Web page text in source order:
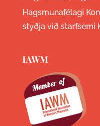
Hagsmunafélagi
styðja við starfsemi
IAWM